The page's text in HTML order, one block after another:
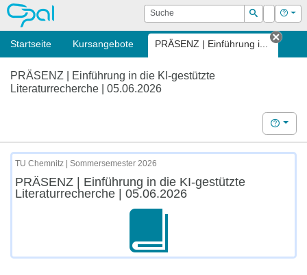
OPAL Suche
Suchen
Login Hilfe
Startseite Kursangebote PRÄSENZ | Einführung i...
Tab
PRÄSENZ | Einführung in die KI-gestützte
Literaturrecherche | 05.06.2026
Hilfe
TU Chemnitz | Sommersemester 2026
PRÄSENZ | Einführung in die KI-gestützte
Literaturrecherche | 05.06.2026